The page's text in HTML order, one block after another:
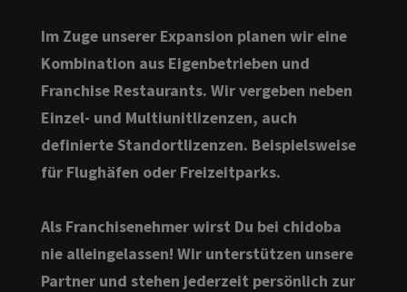
Im Zuge unserer Expansion planen wir eine
Kombination aus Eigenbetrieben und
Franchise Restaurants. Wir vergeben neben
Einzel- und Multiunitlizenzen, auch
definierte Standortlizenzen. Beispielsweise
für Flughäfen oder Freizeitparks.
Als Franchisenehmer wirst Du bei chidoba
nie alleingelassen! Wir unterstützen unsere
Partner und stehen jederzeit persönlich zur